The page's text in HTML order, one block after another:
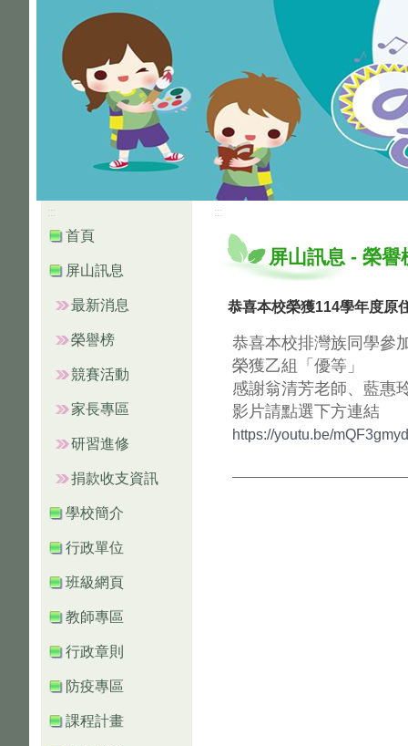
:::
首頁
屏山訊息
最新消息
榮譽榜
競賽活動
家長專區
研習進修
捐款收支資訊
學校簡介
行政單位
班級網頁
教師專區
行政章則
防疫專區
課程計畫
:::
屏山訊息 - 榮譽
恭喜本校榮獲114學年度原
恭喜本校排灣族同學參
榮獲乙組「優等」
感謝翁清芳老師、藍惠
影片請點選下方連結
https://youtu.be/